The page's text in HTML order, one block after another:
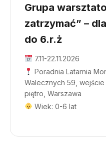
Grupa
zatrzymać” –
do 6.r.ż
7.11-22.11.2026
Poradnia Latarnia
Walecznych 59, wejście
piętro, Warszawa
Wiek: 0-6 lat